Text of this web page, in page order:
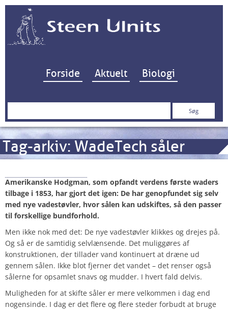
Hop til indhold
Forside Aktuelt Biologi
Søg
Tag-arkiv: WadeTech såler
Amerikanske Hodgman, som opfandt verdens første waders
tilbage i 1853, har gjort det igen: De har genopfundet sig selv
med nye vadestøvler, hvor sålen kan udskiftes, så den passer
til forskellige bundforhold.
Men ikke nok med det: De nye vadestøvler klikkes og drejes på.
Og så er de samtidig selvlænsende. Det muliggøres af
konstruktionen, der tillader vand kontinuert at dræne ud
gennem sålen. Ikke blot fjerner det vandet – det renser også
sålerne for opsamlet snavs og mudder. I hvert fald delvis.
Muligheden for at skifte såler er mere velkommen i dag end
nogensinde. I dag er det flere og flere steder forbudt at bruge